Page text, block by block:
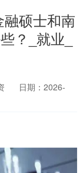
硕士和南
？_就业_
日期：2026-